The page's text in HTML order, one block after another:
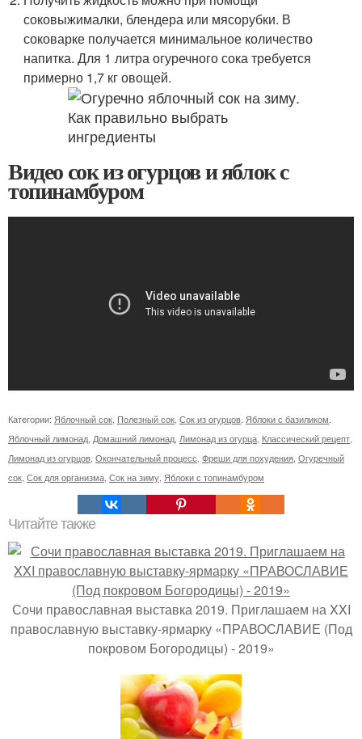
соковыжималки, блендера или мясорубки. В
соковарке получается минимальное количество
напитка. Для 1 литра огуречного сока требуется
примерно 1,7 кг овощей.
Видео сок из огурцов и яблок с
топинамбуром
Категории: Яблочный сок Полезный сок Сок из огурцов Яблоки с базиликом
Яблочный лимонад Домашний лимонад Лимонад из огурца Классический рецепт
Лимонад из огурцов Окончательный процесс Фреши для похудения Огуречный
сок Сок для организма Сок на зиму Яблоки с топинамбуром
Читайте также
Сочи православная выставка 2019. Приглашаем на XXI
православную выставку-ярмарку «ПРАВОСЛАВИЕ (Под
покровом Богородицы) - 2019»